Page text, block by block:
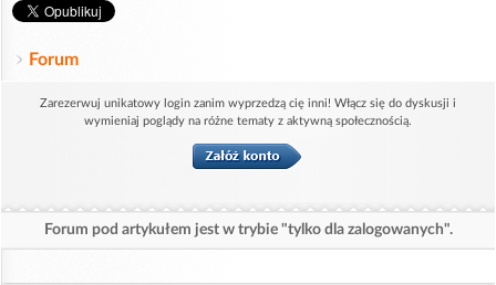
Forum
Zarezerwuj unikatowy login zanim wyprzedzą cię inni! Włącz się do dyskusji i
wymieniaj poglądy na różne tematy z aktywną społecznością.
Forum pod artykułem jest w trybie "tylko dla zalogowanych".